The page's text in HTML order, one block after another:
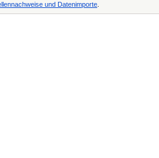
und Datenimporte